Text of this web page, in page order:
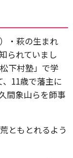
・萩の生まれ
られていまし
下村塾」で学
11歳で藩主に
間象山らを師事
ともとれるよう